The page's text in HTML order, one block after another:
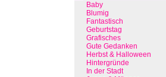
Baby
Blumig
Fantastisch
Geburtstag
Grafisches
Gute Gedanken
Herbst & Halloween
Hintergründe
In der Stadt